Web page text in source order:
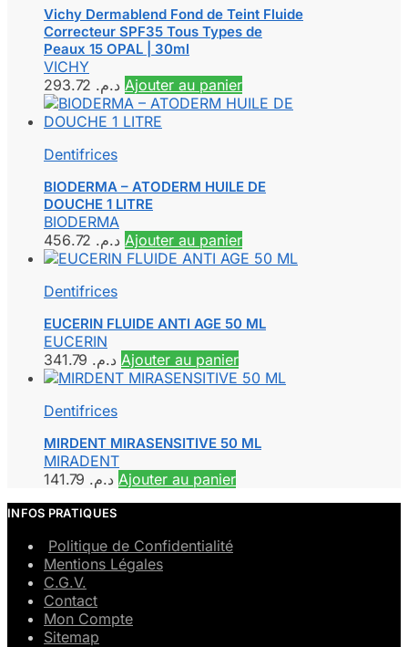
Vichy Dermablend Fond de Teint Fluide
Correcteur SPF35 Tous Types de
Peaux 15 OPAL | 30ml
VICHY
د.م. Ajouter au panier
Dentifrices
BIODERMA – ATODERM HUILE DE
DOUCHE 1 LITRE
BIODERMA
د.م. Ajouter au panier
Dentifrices
EUCERIN FLUIDE ANTI AGE 50 ML
EUCERIN
د.م. Ajouter au panier
Dentifrices
MIRDENT MIRASENSITIVE 50 ML
MIRADENT
د.م. Ajouter au panier
INFOS PRATIQUES
Politique de Confidentialité
Mentions Légales
C.G.V.
Contact
Mon Compte
Sitemap